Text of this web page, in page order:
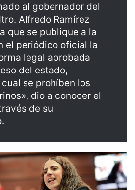
al gobernador del
Alfredo Ramírez
que se publique a la
el periódico oficial la
legal aprobada
del estado,
se prohíben los
dio a conocer el
de su